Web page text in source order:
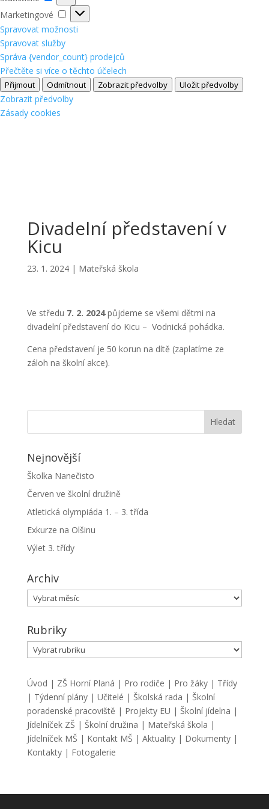
Marketingové
Marketingové
Spravovat možnosti
Spravovat služby
Správa {vendor_count} prodejců
Přečtěte si více o těchto účelech
Přijmout Odmítnout Zobrazit předvolby Uložit předvolby
Zobrazit předvolby
Zásady cookies
Divadelní představení v
Kicu
23. 1. 2024| Mateřská škola
Ve středu 7. 2. 2024půjdeme se všemi dětmi na
divadelní představení do Kicu – Vodnická pohádka.
Cena představení je 50 korun na dítě (zaplatíme ze
záloh na školní akce).
Nejnovější
Školka Nanečisto
Červen ve školní družině
Atletická olympiáda 1. – 3. třída
Exkurze na Olšinu
Výlet 3. třídy
Archiv
Archiv
Rubriky
Rubriky
Úvod | ZŠ Horní Planá | Pro rodiče | Pro žáky| Třídy
| Týdenní plány| Učitelé | Školská rada | Školní
poradenské pracoviště | Projekty EU | Školní jídelna |
Jídelníček ZŠ | Školní družina | Mateřská škola |
Jídelníček MŠ | Kontakt MŠ | Aktuality| Dokumenty|
Kontakty| Fotogalerie